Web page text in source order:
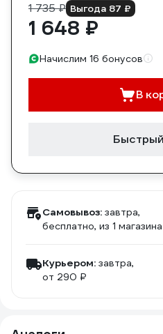
1 735 ₽ Выгода 87 ₽
1 648 ₽
Начислим 16 бонусов
В
Самовывоз: завтра,
бесплатно, из 1 магазина
Курьером: завтра,
от 290 ₽